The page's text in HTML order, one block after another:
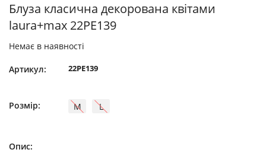
Блуза класична декорована квітами
laura+max 22PE139
Немає в наявності
Артикул: 22PE139
Розмір: M L
Опис: